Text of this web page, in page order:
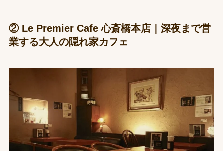
② Le Premier Cafe 心斎橋本店｜深夜まで営
業する大人の隠れ家カフェ